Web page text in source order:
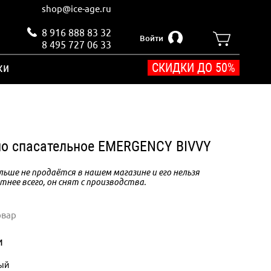
shop@ice-age.ru
8 916 888 83 32
8 495 727 06 33
Войти
СКИДКИ ДО 50%
спасательное EMERGENCY BIVVY
не продаётся в нашем магазине и его нельзя
всего, он снят с производства.